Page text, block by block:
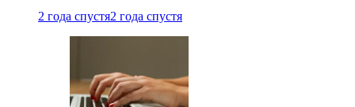
2 года спустя2 года спустя